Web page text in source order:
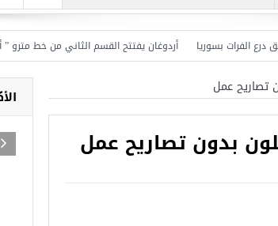
أردوغان يفتتح القسم الثاني من خط مترو ”